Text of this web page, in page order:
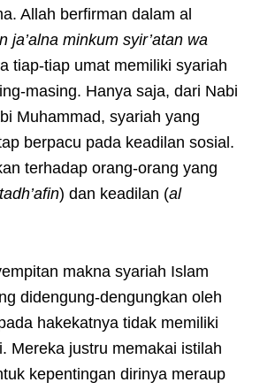
Allah berfirman dalam al
ja’alna minkum syir’atan wa
tiap-tiap umat memiliki syariah
masing. Hanya saja, dari Nabi
Muhammad, syariah yang
berpacu pada keadilan sosial.
terhadap orang-orang yang
) dan keadilan (al
makna syariah Islam
didengung-dengungkan oleh
hakekatnya tidak memiliki
Mereka justru memakai istilah
kepentingan dirinya meraup